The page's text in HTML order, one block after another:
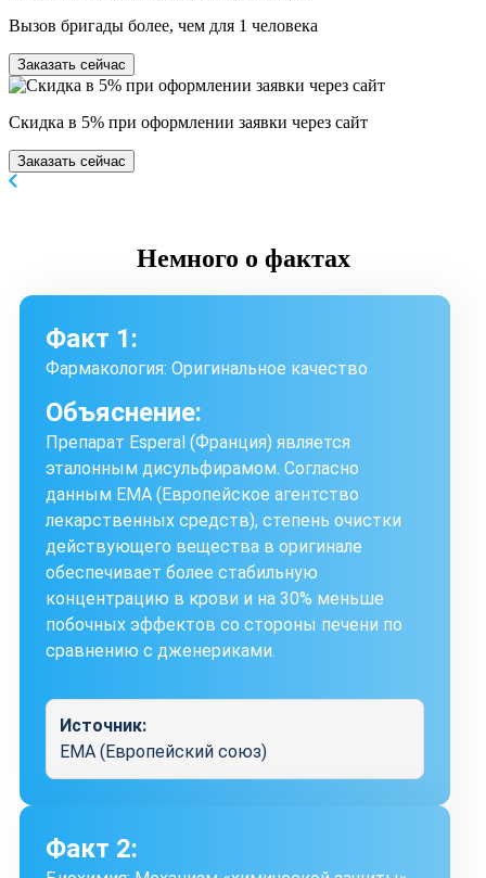
Вызов бригады более, чем для 1 человека
Заказать сейчас
Скидка в 5% при оформлении заявки через сайт
Заказать сейчас
Немного о фактах
Факт 1:
Фармакология: Оригинальное качество
Объяснение:
Препарат Esperal (Франция) является
эталонным дисульфирамом. Согласно
данным EMA (Европейское агентство
лекарственных средств), степень очистки
действующего вещества в оригинале
обеспечивает более стабильную
концентрацию в крови и на 30% меньше
побочных эффектов со стороны печени по
сравнению с дженериками.
Источник:
EMA (Европейский союз)
Факт 2: